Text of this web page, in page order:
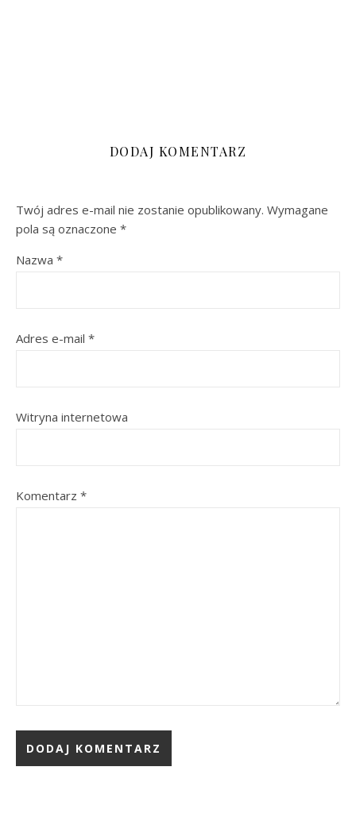
DODAJ KOMENTARZ
Twój adres e-mail nie zostanie opublikowany. Wymagane
pola są oznaczone *
Nazwa *
Adres e-mail *
Witryna internetowa
Komentarz *